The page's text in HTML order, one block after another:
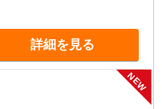
詳細を見る
NEW